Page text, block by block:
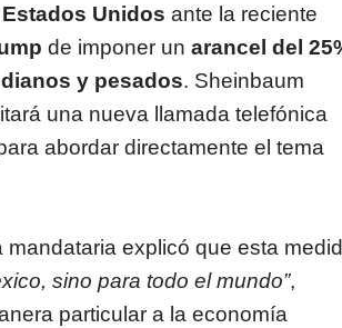
Unidos ante la reciente
de imponer unarancel del
y pesados. Sheinbaum
una nueva llamada telefónica
abordar directamente el tema
explicó que esta
sino para todo el mundo”,
particular a la economía